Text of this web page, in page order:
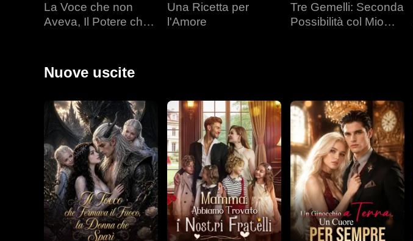
La Voce che non
Aveva, Il Potere che
Una Ricetta per
l'Amore
Tre Gemelli: Seconda
Possibilità col Mio
Nuove uscite